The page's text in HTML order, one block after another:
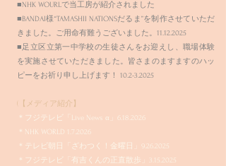
■NHK WOURLで当工房が紹介されました
■BANDAI様“TAMASHII NATIONSだるま”を制作させていただ
きました。ご用命有難うございました。11.12.2025
■足立区立第一中学校の生徒さんをお迎えし、職場体験
を実施させていただきました。皆さまのますますのハッ
ピーをお祈り申し上げます！ 10.2-3.2025
(【メディア紹介】​​​
＊フジテレビ「Live News α」6.18.2026
＊NHK WORLD 1.7.2026
＊テレビ朝日「ざわつく！金曜日」9.26.2025
​＊フジテレビ「有吉くんの正直散歩」3.15.2025